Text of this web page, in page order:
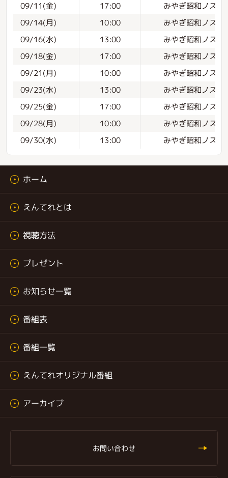
09/11(金) 17:00 みやぎ昭和ノス
09/14(月) 10:00 みやぎ昭和ノス
09/16(水) 13:00 みやぎ昭和ノス
09/18(金) 17:00 みやぎ昭和ノス
09/21(月) 10:00 みやぎ昭和ノス
09/23(水) 13:00 みやぎ昭和ノス
09/25(金) 17:00 みやぎ昭和ノス
09/28(月) 10:00 みやぎ昭和ノス
09/30(水) 13:00 みやぎ昭和ノス
ホーム
えんてれとは
視聴方法
プレゼント
お知らせ一覧
番組表
番組一覧
えんてれオリジナル番組
アーカイブ
お問い合わせ